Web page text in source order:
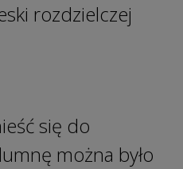
rozdzielczej
się do
można było